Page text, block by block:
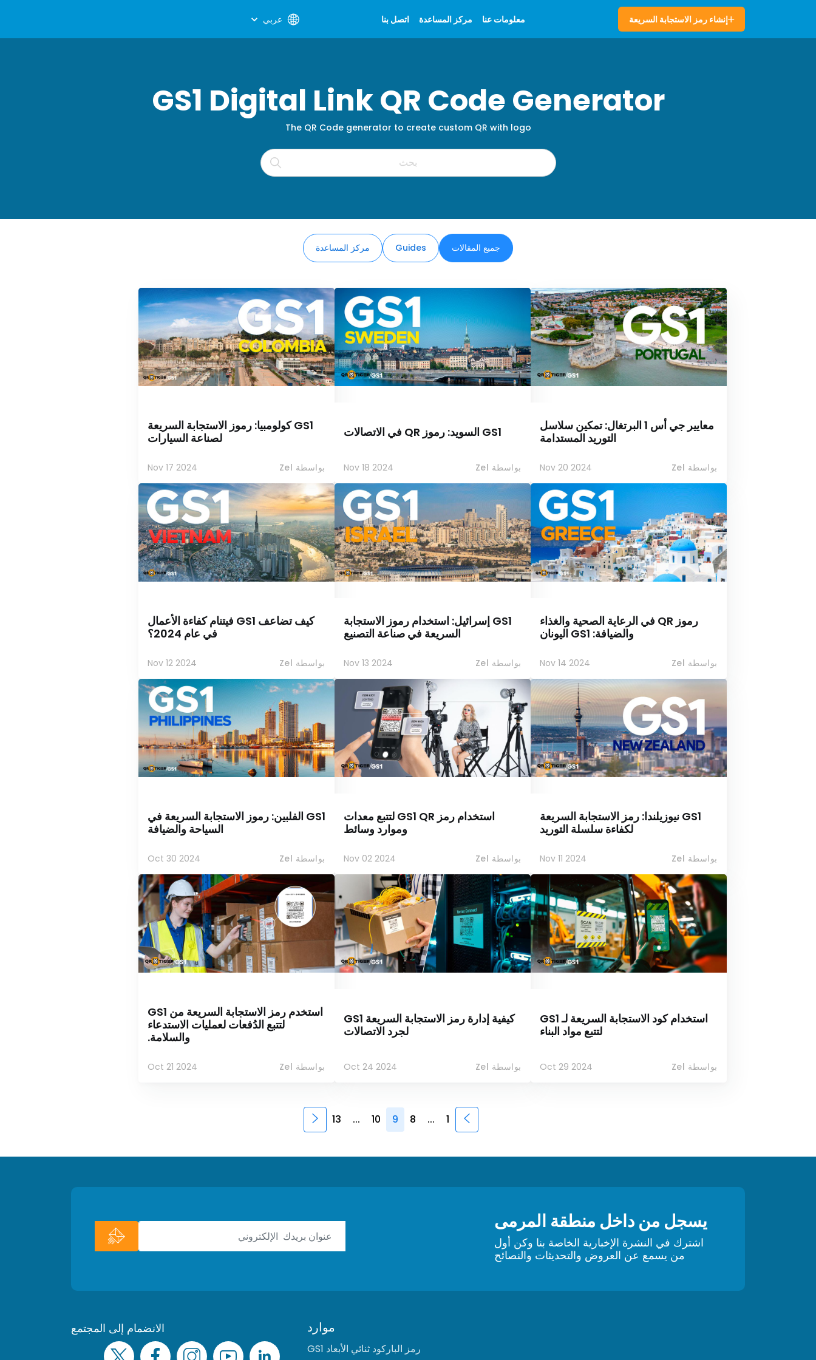
إنشاء رمز الاستجابة السريعة معلومات عنا مركز المساعدة اتصل بنا عربي
GS1 Digital Link QR Code Generator
The QR Code generator to create custom QR with logo
جميع المقالات Guides مركز المساعدة
معايير جي أس 1 البرتغال: تمكين سلاسل
التوريد المستدامة
بواسطة Zel Nov 20 2024
GS1 السويد: رموز QR في الاتصالات
بواسطة Zel Nov 18 2024
GS1 كولومبيا: رموز الاستجابة السريعة
لصناعة السيارات
بواسطة Zel Nov 17 2024
رموز QR في الرعاية الصحية والغذاء
والضيافة: GS1 اليونان
بواسطة Zel Nov 14 2024
GS1 إسرائيل: استخدام رموز الاستجابة
السريعة في صناعة التصنيع
بواسطة Zel Nov 13 2024
كيف تضاعف GS1 فيتنام كفاءة الأعمال
في عام 2024؟
بواسطة Zel Nov 12 2024
GS1 نيوزيلندا: رمز الاستجابة السريعة
لكفاءة سلسلة التوريد
بواسطة Zel Nov 11 2024
استخدام رمز GS1 QR لتتبع معدات
وموارد وسائط
بواسطة Zel Nov 02 2024
GS1 الفلبين: رموز الاستجابة السريعة في
السياحة والضيافة
بواسطة Zel Oct 30 2024
استخدام كود الاستجابة السريعة لـ GS1
لتتبع مواد البناء
بواسطة Zel Oct 29 2024
كيفية إدارة رمز الاستجابة السريعة GS1
لجرد الاتصالات
بواسطة Zel Oct 24 2024
استخدم رمز الاستجابة السريعة من GS1
لتتبع الدُفعات لعمليات الاستدعاء
والسلامة.
بواسطة Zel Oct 21 2024
1
...
8
9
10
...
13
يسجل من داخل منطقة المرمى
اشترك في النشرة الإخبارية الخاصة بنا وكن أول
من يسمع عن العروض والتحديثات والنصائح
موارد
رمز الباركود ثنائي الأبعاد GS1
الانضمام إلى المجتمع